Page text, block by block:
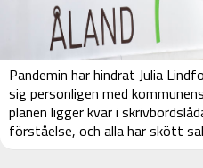
Pandemin har hindrat Julia
sig personligen med
planen ligger kvar i
förståelse, och alla har skött